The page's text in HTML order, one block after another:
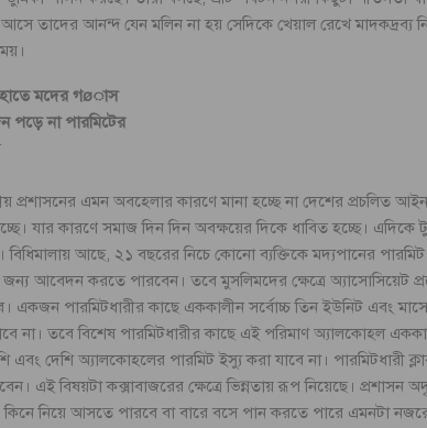
আসে তাদের আনন্দ যেন মলিন না হয় সেদিকে খেয়াল রেখে মাদকদ্রব্য
মদের গøাস
পড়ে না পারমিটের
প্রশাসনের এমন অবহেলার কারণে মানা হচ্ছে না দেশের প্রচলিত
যার কারণে সমাজ দিন দিন অবক্ষয়ের দিকে ধাবিত হচ্ছে। এদিকে
বিধিমালায় আছে, ২১ বছরের নিচে কোনো ব্যক্তিকে মদ্যপানের
আবেদন করতে পারবেন। তবে মুসলিমদের ক্ষেত্রে অ্যাসোসিয়েট
একজন পারমিটধারীর কাছে এককালীন সর্বোচ্চ তিন ইউনিট এবং মাসে
না। তবে বিশেষ পারমিটধারীর কাছে এই পরিমাণ অ্যালকোহল
দেশি অ্যালকোহলের পারমিট ইস্যু করা যাবে না। পারমিটধারী ক্লাব
এই বিষয়টা কক্সাবাজরের ক্ষেত্রে ভিন্নতায় রূপ নিয়েছে। প্রশাসন
নিয়ে আসতে পারবে বা বারে বসে পান করতে পারে এমনটা নজরে